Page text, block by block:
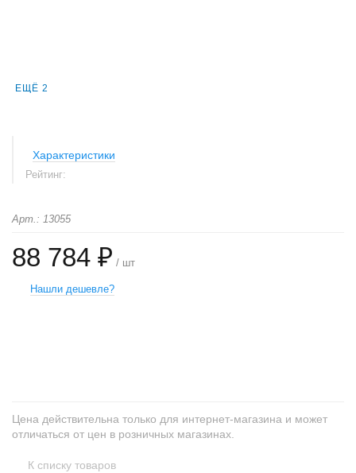
ЕЩЁ 2
Характеристики
Рейтинг:
Арт.: 13055
88 784 ₽ / шт
Нашли дешевле?
Цена действительна только для интернет-магазина и может
отличаться от цен в розничных магазинах.
К списку товаров